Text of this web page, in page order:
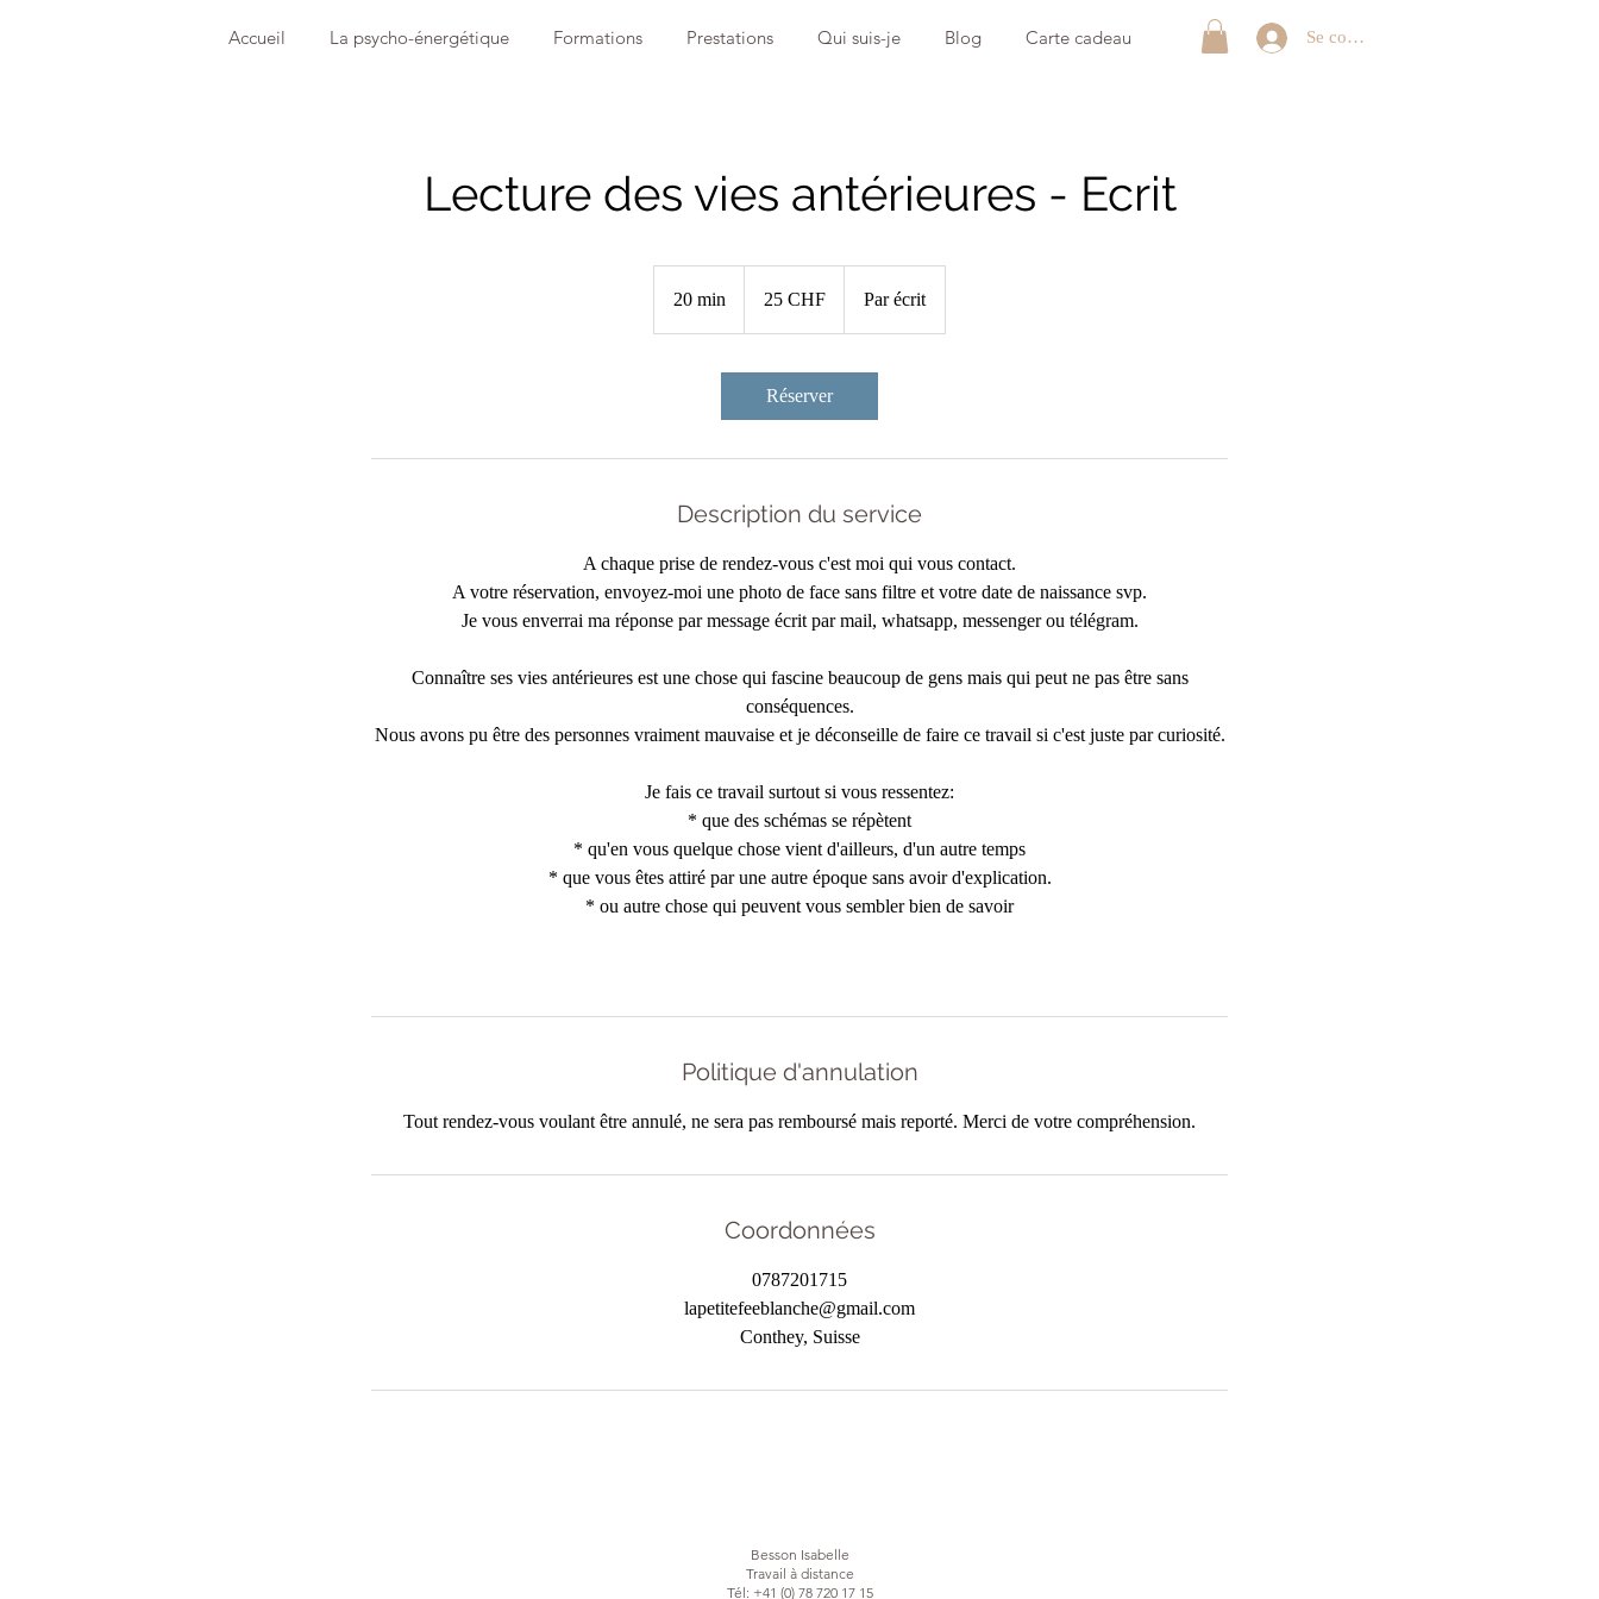
Accueil La psycho-énergétique Formations Prestations Qui suis-je Blog Carte cadeau Se connecter
Lecture des vies antérieures - Ecrit
20 min
suisses25 CHF Par écrit
Réserver
Description du service
A chaque prise de rendez-vous c'est moi qui vous contact.
A votre réservation, envoyez-moi une photo de face sans filtre et votre date de naissance svp.
Je vous enverrai ma réponse par message écrit par mail, whatsapp, messenger ou télégram.
Connaître ses vies antérieures est une chose qui fascine beaucoup de gens mais qui peut ne pas être sans
conséquences.
Nous avons pu être des personnes vraiment mauvaise et je déconseille de faire ce travail si c'est juste par curiosité.
Je fais ce travail surtout si vous ressentez:
* que des schémas se répètent
* qu'en vous quelque chose vient d'ailleurs, d'un autre temps
* que vous êtes attiré par une autre époque sans avoir d'explication.
* ou autre chose qui peuvent vous sembler bien de savoir
Politique d'annulation
Tout rendez-vous voulant être annulé, ne sera pas remboursé mais reporté. Merci de votre compréhension.
Coordonnées
0787201715
lapetitefeeblanche@gmail.com
Conthey, Suisse
Besson Isabelle
Travail à distance
Tél: +41 (0) 78 720 17 15